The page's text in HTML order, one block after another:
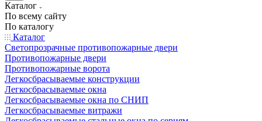
Каталог
По всему сайту
По каталогу
Каталог
Светопрозрачные противопожарные двери
Противопожарные двери
Противопожарные ворота
Легкосбрасываемые конструкции
Легкосбрасываемые окна
Легкосбрасываемые окна по СНИП
Легкосбрасываемые витражи